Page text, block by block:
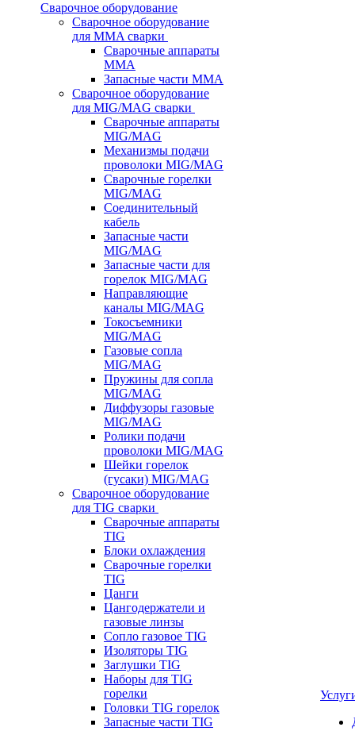
Сварочное оборудование
Сварочное оборудование
для MMA сварки
Сварочные аппараты
MMA
Запасные части MMA
Сварочное оборудование
для MIG/MAG сварки
Сварочные аппараты
MIG/MAG
Механизмы подачи
проволоки MIG/MAG
Сварочные горелки
MIG/MAG
Соединительный
кабель
Запасные части
MIG/MAG
Запасные части для
горелок MIG/MAG
Направляющие
каналы MIG/MAG
Токосъемники
MIG/MAG
Газовые сопла
MIG/MAG
Пружины для сопла
MIG/MAG
Диффузоры газовые
MIG/MAG
Ролики подачи
проволоки MIG/MAG
Шейки горелок
(гусаки) MIG/MAG
Сварочное оборудование
для TIG сварки
Сварочные аппараты
TIG
Блоки охлаждения
Сварочные горелки
TIG
Цанги
Цангодержатели и
газовые линзы
Сопло газовое TIG
Изоляторы TIG
Заглушки TIG
Наборы для TIG
горелки
Головки TIG горелок
Запасные части TIG